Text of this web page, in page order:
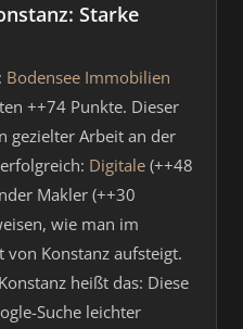
Starke
Bodensee Immobilien
++74 Punkte. Dieser
gezielter Arbeit an der
Digitale (++48
Makler (++30
wie man im
Konstanz aufsteigt.
heißt das: Diese
Suche leichter